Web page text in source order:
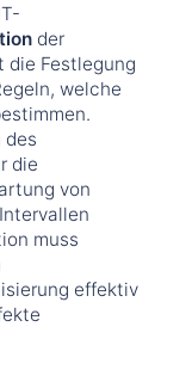
der
die Festlegung
welche
des
die
von
muss
effektiv